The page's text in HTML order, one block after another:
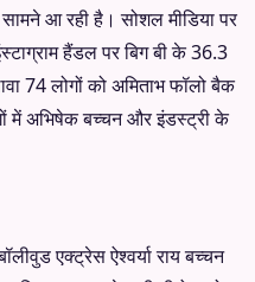
आ रही है। सोशल मीडिया पर
हैंडल पर बिग बी के 36.3
74 लोगों को अमिताभ फॉलो बैक
में अभिषेक बच्चन और इंडस्ट्री के
एक्ट्रेस ऐश्वर्या राय बच्चन